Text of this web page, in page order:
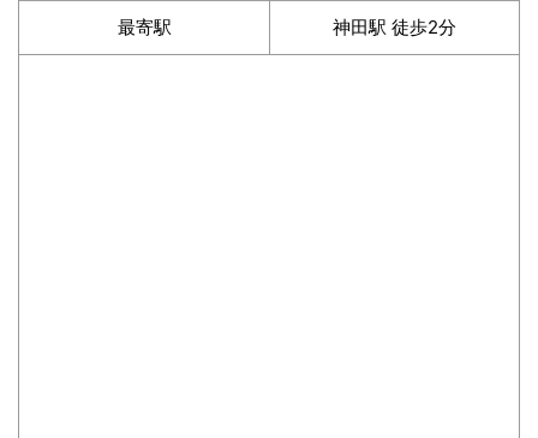
最寄駅 神田駅 徒歩2分